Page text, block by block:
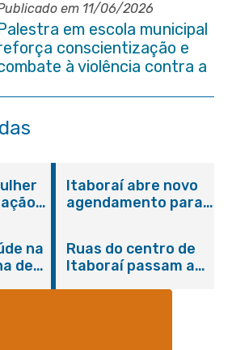
em 11/06/2026
em escola municipal
conscientização e
à violência contra a
idosa em Itaboraí
e
Itaboraí abre novo
agendamento para
na
de
Ruas do centro de
Itaboraí passam a